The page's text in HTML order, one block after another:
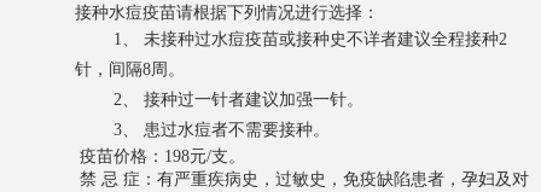
接种水痘疫苗请根据下列情况进行选择：
1、
未接种过水痘疫苗或接种史不详者建议全程接种2
针，间隔8周。
2、
接种过一针者建议加强一针。
3、
患过水痘者不需要接种。
疫苗价格： 198元/支。
禁 忌 症：有严重疾病史，过敏史，免疫缺陷患者，孕妇及对